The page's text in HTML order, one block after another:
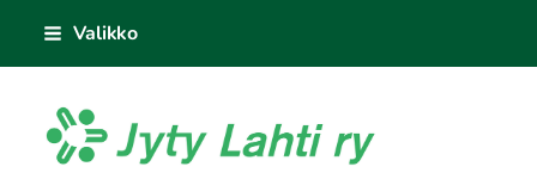
sisältöön
Valikko
Jyty Lahti ry